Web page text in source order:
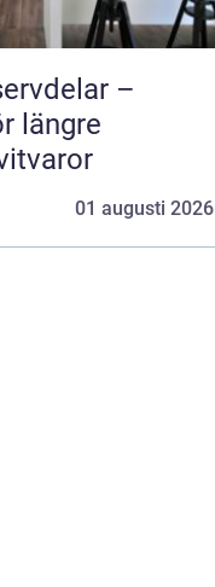
–
längre
01 augusti 2026